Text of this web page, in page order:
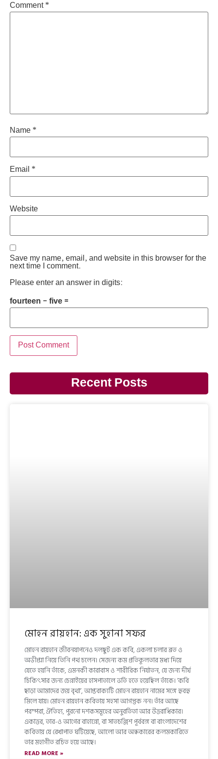
Comment*
Name *
Email *
Website
Save my name, email, and website in this browser for the
next time I comment.
Please enter an answer in digits:
fourteen − five =
Recent Posts
মোহন রায়হান: এক সুহানা সফর
মোহন রায়হান জীবনযাপনেও দলছুট এক কবি, একলা চলার ব্রত ও
অভীপ্সা নিয়ে তিনি পথ চলেন। সেজন্য কম প্রতিকূলতার মধ্য দিয়ে
যেতে হয়নি তাঁকে, এমনকী কারাবাস ও শারীরিক নির্যাতন, যে জন্য দীর্ঘ
চিকিৎসার জন্য চেন্নাইয়ের হাসপাতালে ভর্তি হতে হয়েছিল তাঁকে। ‘কবি
ছাড়া আমাদের জয় বৃথা’, আপ্তবাক্যটি মোহন রায়হান নামের সঙ্গে হুবহু
মিলে যায়। মোহন রায়হান কবিতায় সহসা আগন্তুক নন। তাঁর আছে
পরম্পরা, ঐতিহ্য, পুরনো দশকসমূহের অনুবর্তিতা আর উত্তরাধিকার।
একাত্তর, তার-ও আগের বাহান্নো, বা সাতচল্লিশ পূর্ববঙ্গ বা বাংলাদেশের
কবিতায় যে রেখাপাত ঘটিয়েছে, আলো আর অন্ধকারের কলমকারিতে
তার মহাগীত রচিত হয়ে আছে।
READ MORE »